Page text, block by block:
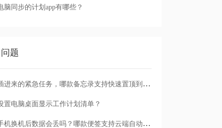
脑同步的计划app有哪些？
题
临时插进来的紧急任务，哪款备忘录支持快速置顶到清单首位？
置电脑桌面显示工作计划清单？
安卓手机换机后数据会丢吗？哪款便签支持云端自动备份？